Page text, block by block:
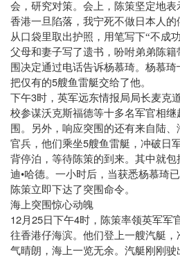
会，研究对策。会上，陈策坚定地表
香港一旦陷落，我宁死不做日本人
从口袋里取出护照，用笔写下“不成
父母和妻子写了遗书，吩咐弟弟陈
围决定通过电话告诉杨慕琦。杨慕
把仅有的5艘鱼雷艇交给了他。
下午3时，英军远东情报局局长麦克
校参谋沃克斯福德等十多名军官相
围。另外，响应突围的还有来自陆、
官兵，他们乘坐5艘鱼雷艇，冲破日
背停泊，等待陈策的到来。其中就包
迪•哈德。一小时后，当获悉杨慕琦
陈策立即下达了突围命令。
海上突围惊心动魄
12月 25日下午4时，陈策率领英军军
往香港仔海滨。他们登上一艘汽艇
气晴朗，海上一览无余。汽艇刚刚